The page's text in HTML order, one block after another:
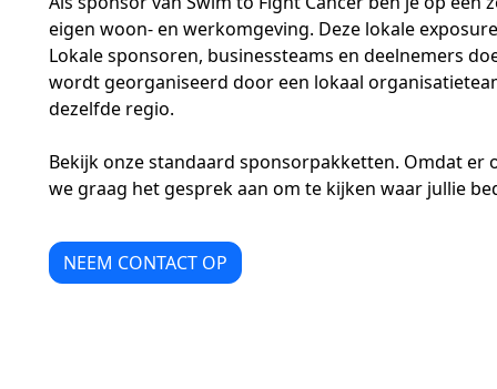
eigen woon- en werkomgeving. Deze lokale
Lokale sponsoren, businessteams en deelnemers
wordt georganiseerd door een lokaal
dezelfde regio.
Bekijk onze standaard sponsorpakketten. Omdat
we graag het gesprek aan om te kijken waar jullie
NEEM CONTACT OP